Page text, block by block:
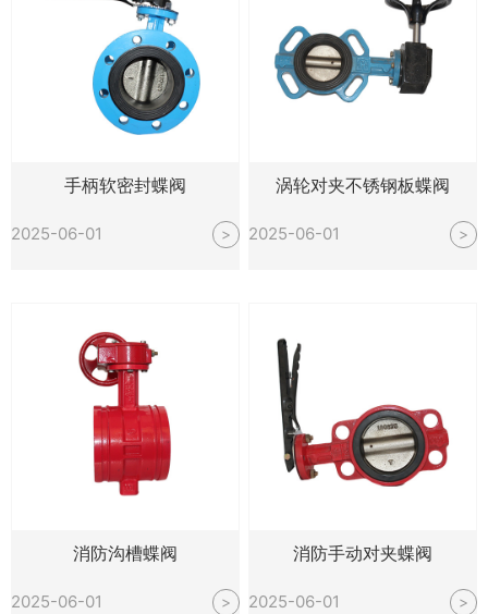
手柄软密封蝶阀
2025-06-01 >
涡轮对夹不锈钢板蝶阀
2025-06-01 >
消防沟槽蝶阀
2025-06-01 >
消防手动对夹蝶阀
2025-06-01 >